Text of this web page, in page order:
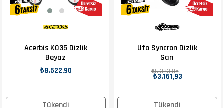
Tükendi
Acerbis K035 Dizlik
Beyaz
₺8.522,90
Tükendi
Ufo Syncron Dizlik
Sarı
₺3.161,93
₺6.323,85